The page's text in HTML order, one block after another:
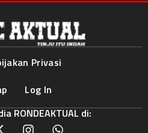
Privasi
Log In
RONDEAKTUAL di: